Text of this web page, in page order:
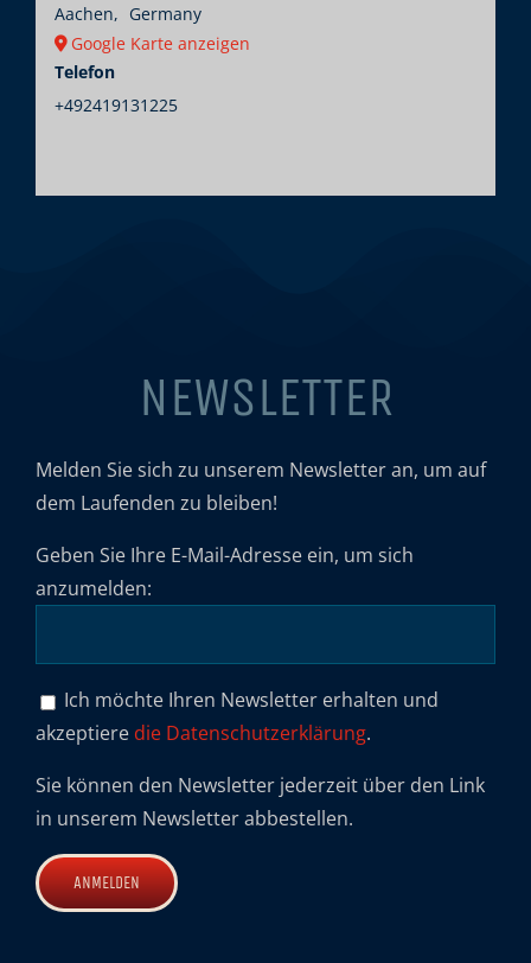
Aachen, Germany
Google Karte anzeigen
Telefon
+492419131225
NEWSLETTER
Melden Sie sich zu unserem Newsletter an, um auf
dem Laufenden zu bleiben!
Geben Sie Ihre E-Mail-Adresse ein, um sich
anzumelden:
Ich möchte Ihren Newsletter erhalten und
akzeptiere die Datenschutzerklärung.
Sie können den Newsletter jederzeit über den Link
in unserem Newsletter abbestellen.